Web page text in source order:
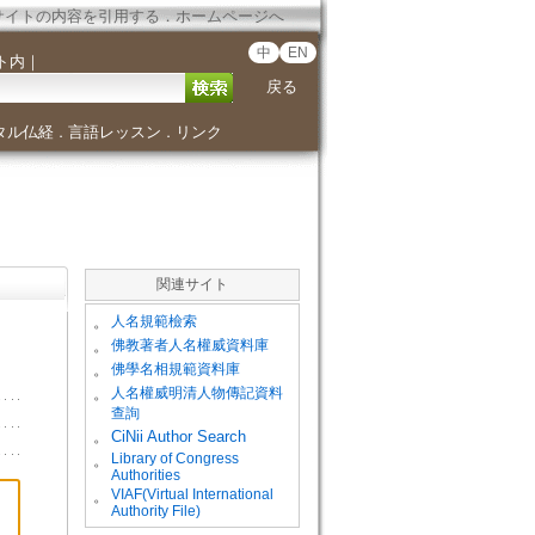
イトの内容を引用する．ホームページへ
内 ｜ 中 EN
戻る
ル仏経． 言語レッスン ． リンク
関連サイト
。 人名規範檢索
。 佛教著者人名權威資料庫
。 佛學名相規範資料庫
。
人名權威明清人物傳記資料
查詢
。
CiNii Author Search
。
Library of Congress
Authorities
。
VIAF(Virtual International
Authority File)